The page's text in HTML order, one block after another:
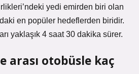
yedi emirden biri olan
en popüler hedeflerden biridir.
yaklaşık 4 saat 30 dakika sürer.
arası otobüsle kaç